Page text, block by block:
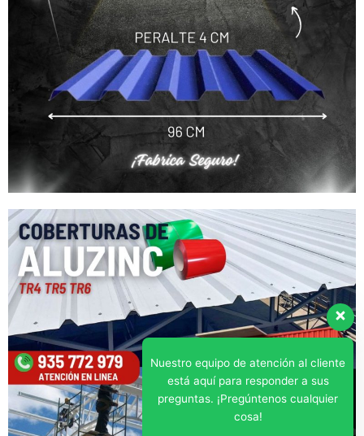
Nuestro equipo de atención al cliente
está aquí para responder a sus
preguntas. ¡Pregúntenos cualquier
cosa!